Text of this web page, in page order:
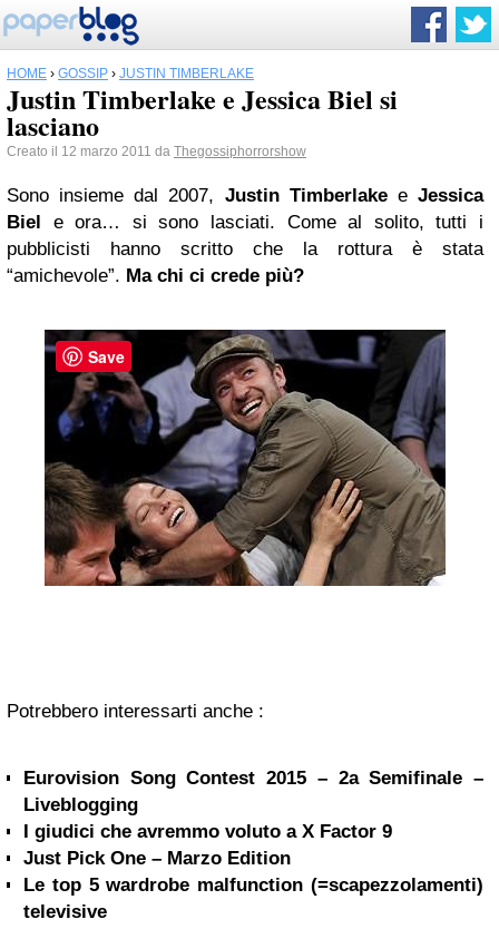
HOME › GOSSIP › JUSTIN TIMBERLAKE
Justin Timberlake e Jessica Biel si
lasciano
Creato il 12 marzo 2011 da Thegossiphorrorshow
Sono insieme dal 2007, Justin TimberlakeeJessica
Biel e ora… si sono lasciati. Come al solito, tutti i
pubblicisti hanno scritto che la rottura è stata
“amichevole”. Ma chi ci crede più?
Potrebbero interessarti anche :
Eurovision Song Contest 2015 – 2a Semifinale –
Liveblogging
I giudici che avremmo voluto a X Factor 9
Just Pick One – Marzo Edition
Le top 5 wardrobe malfunction (=scapezzolamenti)
televisive
Save